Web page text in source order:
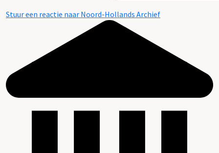
Stuur een reactie naar Noord-Hollands Archief